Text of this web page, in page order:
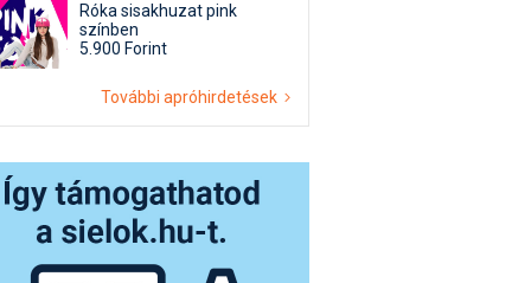
Róka sisakhuzat pink
színben
5.900 Forint
További apróhirdetések